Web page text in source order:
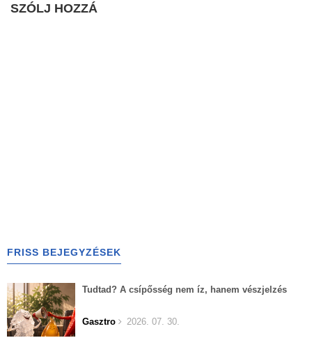
SZÓLJ HOZZÁ
FRISS BEJEGYZÉSEK
Tudtad? A csípősség nem íz, hanem vészjelzés
Gasztro 2026. 07. 30.